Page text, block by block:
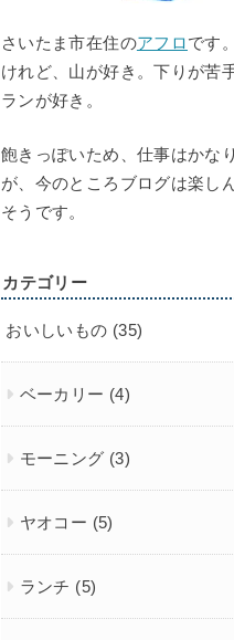
さいたま市在住のアフロです
けれど、山が好き。下りが苦
ランが好き。
飽きっぽいため、仕事はかな
が、今のところブログは楽し
そうです。
カテゴリー
おいしいもの (35)
ベーカリー (4)
モーニング (3)
ヤオコー (5)
ランチ (5)